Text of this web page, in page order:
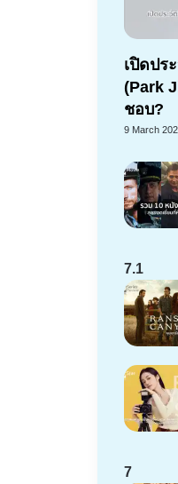
เปิดปร
(Park
ชอบ?
9 March
7.1
7